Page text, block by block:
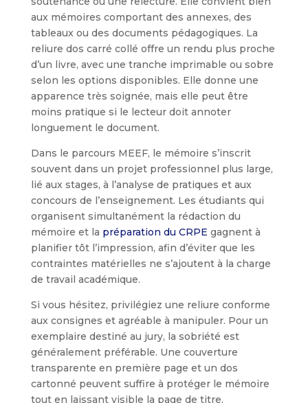
aux mémoires comportant des annexes, des
tableaux ou des documents pédagogiques. La
reliure dos carré collé offre un rendu plus proche
d’un livre, avec une tranche imprimable ou sobre
selon les options disponibles. Elle donne une
apparence très soignée, mais elle peut être
moins pratique si le lecteur doit annoter
longuement le document.
Dans le parcours MEEF, le mémoire s’inscrit
souvent dans un projet professionnel plus large,
lié aux stages, à l’analyse de pratiques et aux
concours de l’enseignement. Les étudiants qui
organisent simultanément la rédaction du
mémoire et la préparation du CRPE gagnent à
planifier tôt l’impression, afin d’éviter que les
contraintes matérielles ne s’ajoutent à la charge
de travail académique.
Si vous hésitez, privilégiez une reliure conforme
aux consignes et agréable à manipuler. Pour un
exemplaire destiné au jury, la sobriété est
généralement préférable. Une couverture
transparente en première page et un dos
cartonné peuvent suffire à protéger le mémoire
tout en laissant visible la page de titre.